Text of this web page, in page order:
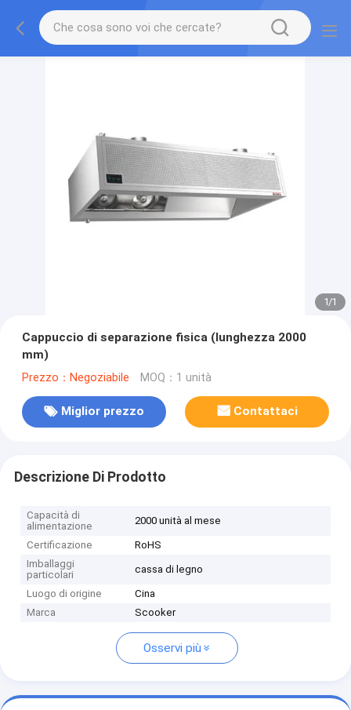
1/1
Cappuccio di separazione fisica (lunghezza 2000
mm)
Prezzo：Negoziabile MOQ：1 unità
Miglior prezzo Contattaci
Descrizione Di Prodotto
Capacità di
alimentazione
2000 unità al mese
Certificazione
RoHS
Imballaggi
particolari
cassa di legno
Luogo di origine
Cina
Marca
Scooker
Osservi più